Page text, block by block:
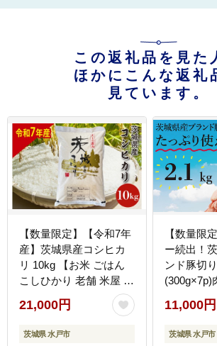
この返礼品を見た
ほかにこんな返礼
見ています。
【数量限定】【令和7年
産】茨城県産コシヒカ
リ 10kg 【お米 ごはん
こしひかり 老舗 米屋 お
にぎり ごはん 茨城県 水
戸市 10キロ】(HQ-202)
21,000円
茨城県 水戸市
【数量限
ー続出！
ンド豚切
(300g×7p)
落とし こ
訳あり 真
冷凍 国産
11,000円
茨城県 水戸市